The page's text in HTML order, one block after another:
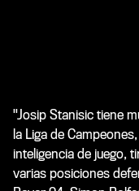
"Josip Stanisic tiene
la Liga de
inteligencia de juego,
varias posiciones